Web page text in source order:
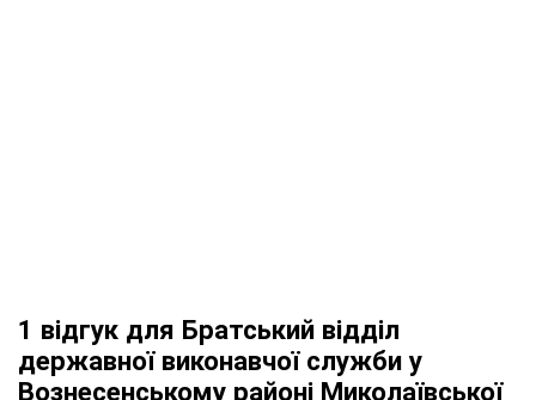
1 відгук для Братський відділ
державної виконавчої служби у
Вознесенському районі Миколаївської